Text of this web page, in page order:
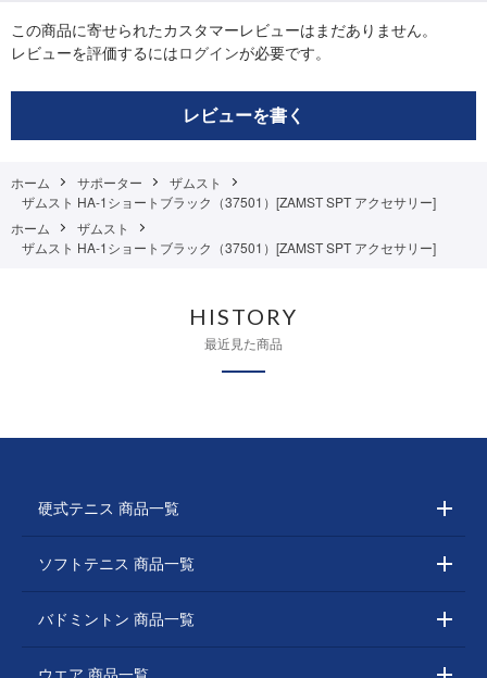
この商品に寄せられたカスタマーレビューはまだありません。
レビューを評価するにはログインが必要です。
レビューを書く
ホーム サポーター
ザムスト
ザムスト HA-1ショートブラック（37501）[ZAMST SPT アクセサリー]
ホーム
ザムスト
ザムスト HA-1ショートブラック（37501）[ZAMST SPT アクセサリー]
HISTORY
最近見た商品
硬式テニス 商品一覧
ソフトテニス 商品一覧
バドミントン 商品一覧